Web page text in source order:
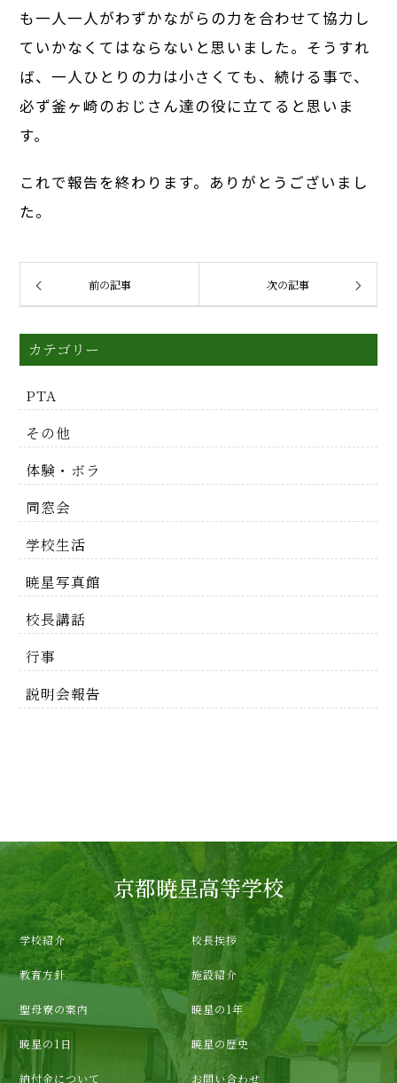
も一人一人がわずかながらの力を合わせて協力し
ていかなくてはならないと思いました。そうすれ
ば、一人ひとりの力は小さくても、続ける事で、
必ず釜ヶ崎のおじさん達の役に立てると思いま
す。
これで報告を終わります。ありがとうございまし
た。
前の記事 次の記事
カテゴリー
PTA
その他
体験・ボラ
同窓会
学校生活
暁星写真館
校長講話
行事
説明会報告
京都暁星高等学校
学校紹介 校長挨拶
教育方針 施設紹介
聖母寮の案内 暁星の1年
暁星の1日 暁星の歴史
納付金について お問い合わせ